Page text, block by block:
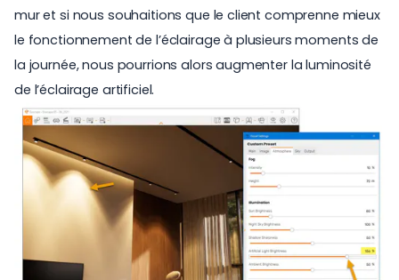
mur et si nous souhaitions que le client comprenne mieux
le fonctionnement de l’éclairage à plusieurs moments de
la journée, nous pourrions alors augmenter la luminosité
de l’éclairage artificiel.